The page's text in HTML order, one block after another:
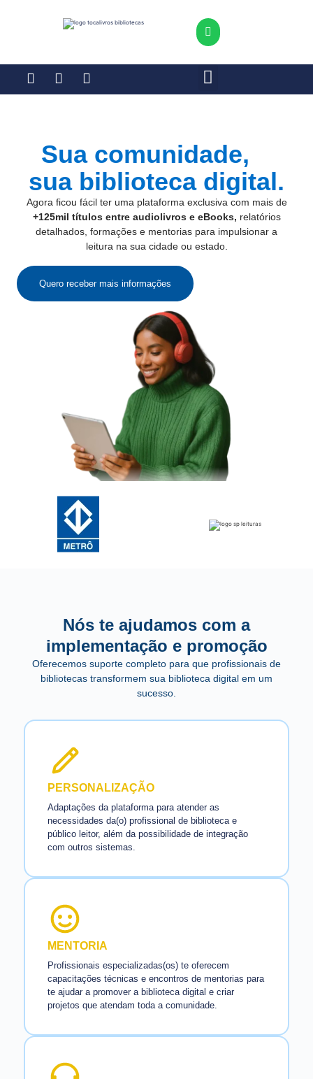
Sua comunidade,
sua biblioteca digital.
Agora ficou fácil ter uma plataforma exclusiva com mais de
+125mil títulos entre audiolivros e eBooks, relatórios
detalhados, formações e mentorias para impulsionar a
leitura na sua cidade ou estado.
Quero receber mais informações
Nós te ajudamos com a
implementação e promoção
Oferecemos suporte completo para que profissionais de
bibliotecas transformem sua biblioteca digital em um
sucesso.
PERSONALIZAÇÃO
Adaptações da plataforma para atender as
necessidades da(o) profissional de biblioteca e
público leitor, além da possibilidade de integração
com outros sistemas.
MENTORIA
Profissionais especializadas(os) te oferecem
capacitações técnicas e encontros de mentorias para
te ajudar a promover a biblioteca digital e criar
projetos que atendam toda a comunidade.